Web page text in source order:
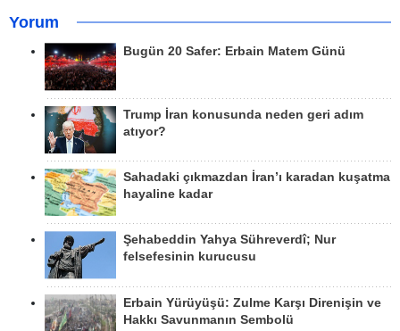
Yorum
Bugün 20 Safer: Erbain Matem Günü
Trump İran konusunda neden geri adım
atıyor?
Sahadaki çıkmazdan İran’ı karadan kuşatma
hayaline kadar
Şehabeddin Yahya Sühreverdî; Nur
felsefesinin kurucusu
Erbain Yürüyüşü: Zulme Karşı Direnişin ve
Hakkı Savunmanın Sembolü